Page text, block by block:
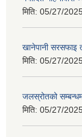
मिति: 05/27/
खानेपानी सरसफाइ
मिति: 05/27/
जलस्रोतको
मिति: 05/27/